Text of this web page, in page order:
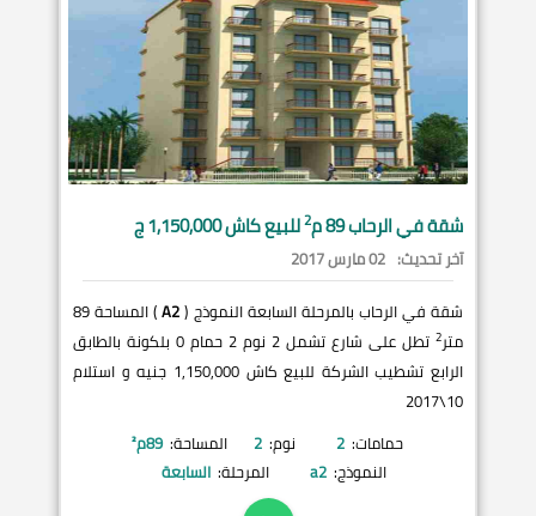
شقة فيالرحاب89 م 2للبيع كاش 1,150,000 ج
آخر تحديث: 02 مارس 2017
شقة في الرحاب بالمرحلة السابعة النموذج (A2
) المساحة 89
متر2
تطل على شارع تشمل 2 نوم 2 حمام 0 بلكونة بالطابق
الرابع تشطيب الشركة للبيع كاش 1,150,000 جنيه و استلام
10\2017
حمامات: 2 نوم: 2 المساحة: 89م²
النموذج: a2 المرحلة: السابعة